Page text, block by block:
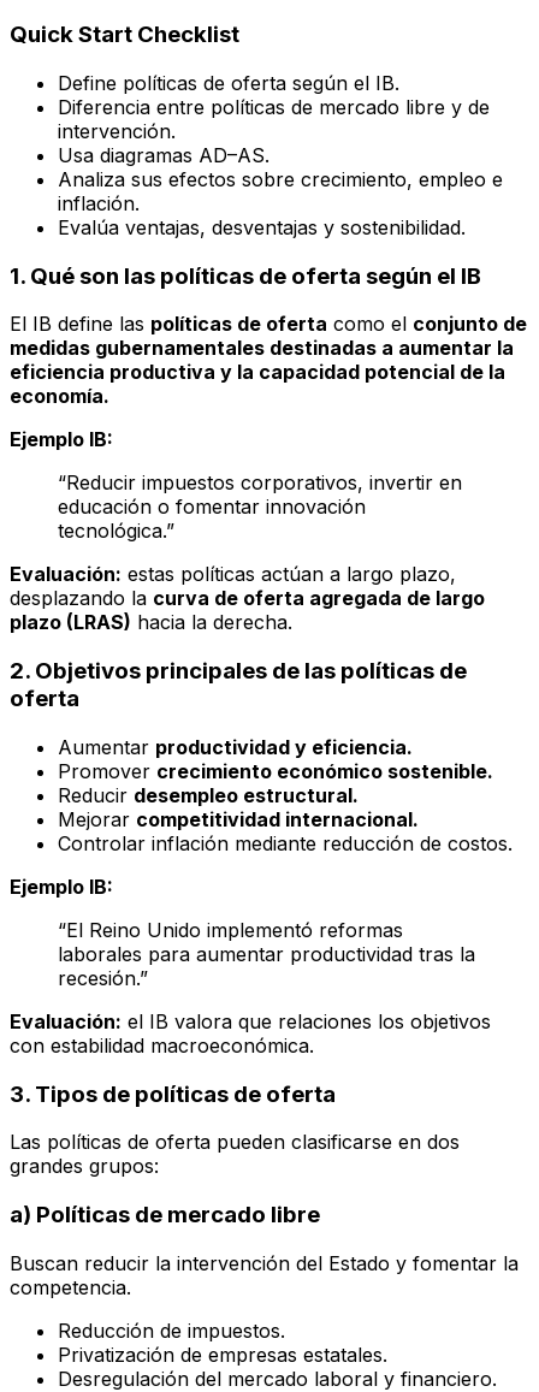
Quick Start Checklist
Define políticas de oferta según el IB.
Diferencia entre políticas de mercado libre y de
intervención.
Usa diagramas AD–AS.
Analiza sus efectos sobre crecimiento, empleo e
inflación.
Evalúa ventajas, desventajas y sostenibilidad.
1. Qué son las políticas de oferta según el IB
El IB define las políticas de oferta como el conjunto de
medidas gubernamentales destinadas a aumentar la
eficiencia productiva y la capacidad potencial de la
economía.
Ejemplo IB:
“Reducir impuestos corporativos, invertir en
educación o fomentar innovación
tecnológica.”
Evaluación: estas políticas actúan a largo plazo,
desplazando la curva de oferta agregada de largo
plazo (LRAS) hacia la derecha.
2. Objetivos principales de las políticas de
oferta
Aumentar productividad y eficiencia.
Promover crecimiento económico sostenible.
Reducir desempleo estructural.
Mejorar competitividad internacional.
Controlar inflación mediante reducción de costos.
Ejemplo IB:
“El Reino Unido implementó reformas
laborales para aumentar productividad tras la
recesión.”
Evaluación: el IB valora que relaciones los objetivos
con estabilidad macroeconómica.
3. Tipos de políticas de oferta
Las políticas de oferta pueden clasificarse en dos
grandes grupos:
a) Políticas de mercado libre
Buscan reducir la intervención del Estado y fomentar la
competencia.
Reducción de impuestos.
Privatización de empresas estatales.
Desregulación del mercado laboral y financiero.